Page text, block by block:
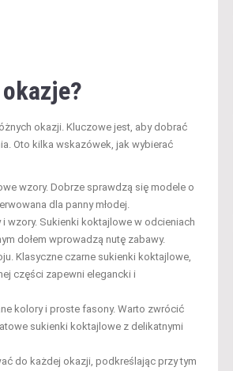
okazji. Kluczowe jest, aby dobrać
Oto kilka wskazówek, jak wybierać
wzory. Dobrze sprawdzą się modele o
dla panny młodej.
wzory. Sukienki koktajlowe w odcieniach
dołem wprowadzą nutę zabawy.
Klasyczne czarne sukienki koktajlowe,
części zapewni elegancki i
kolory i proste fasony. Warto zwrócić
sukienki koktajlowe z delikatnymi
do każdej okazji, podkreślając przy tym